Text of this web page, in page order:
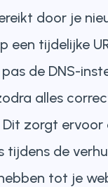
door je
een tijdelijke
de DNS-
alles
Dit zorgt ervoor
tijdens de
tot je